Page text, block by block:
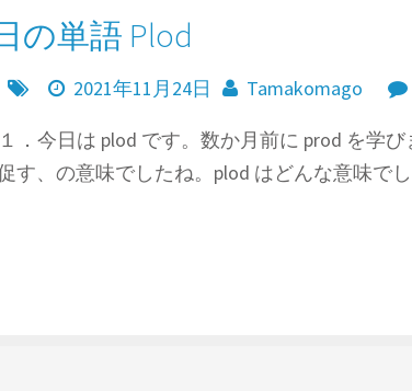
の単語 Plod
2021年11月24日 Tamakomago
．今日は plod です。数か月前に prod を学
す、の意味でしたね。plod はどんな意味で